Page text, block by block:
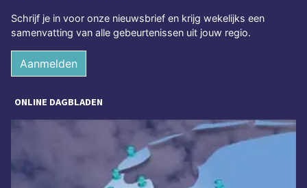
Schrijf je in voor onze nieuwsbrief en krijg wekelijks een
samenvatting van alle gebeurtenissen uit jouw regio.
Aanmelden
ONLINE DAGBLADEN